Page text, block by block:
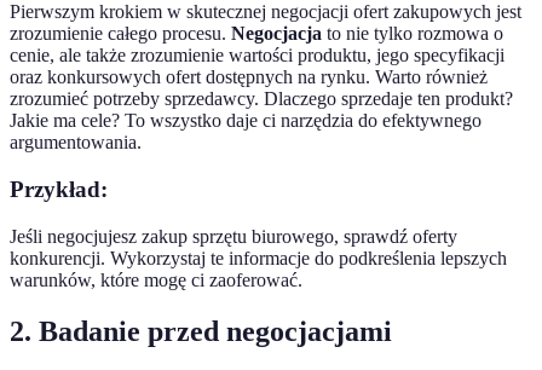
Pierwszym krokiem w skutecznej negocjacji ofert zakupowych jest
zrozumienie całego procesu. Negocjacja to nie tylko rozmowa o
cenie, ale także zrozumienie wartości produktu, jego specyfikacji
oraz konkursowych ofert dostępnych na rynku. Warto również
zrozumieć potrzeby sprzedawcy. Dlaczego sprzedaje ten produkt?
Jakie ma cele? To wszystko daje ci narzędzia do efektywnego
argumentowania.
Przykład:
Jeśli negocjujesz zakup sprzętu biurowego, sprawdź oferty
konkurencji. Wykorzystaj te informacje do podkreślenia lepszych
warunków, które mogę ci zaoferować.
2. Badanie przed negocjacjami